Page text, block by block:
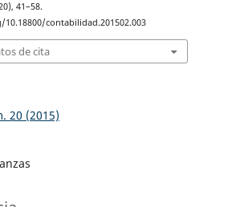
41–58.
contabilidad.201502.003
de cita
20 (2015)